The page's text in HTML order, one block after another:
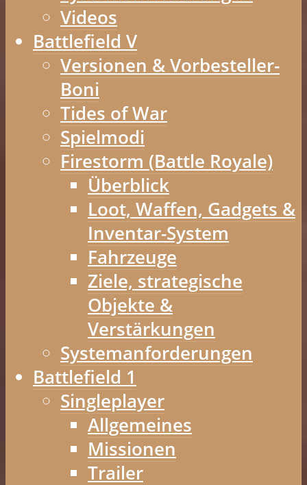
Videos
Battlefield V
Versionen & Vorbesteller-
Boni
Tides of War
Spielmodi
Firestorm (Battle Royale)
Überblick
Loot, Waffen, Gadgets &
Inventar-System
Fahrzeuge
Ziele, strategische
Objekte &
Verstärkungen
Systemanforderungen
Battlefield 1
Singleplayer
Allgemeines
Missionen
Trailer